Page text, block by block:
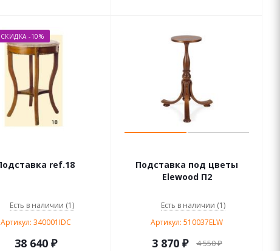
-10%
ref.18
Есть в наличии (1)
Артикул: 340001IDC
38 640₽
Подставка под цветы
Elewood П2
Есть в наличии (1)
Артикул: 510037ELW
3 870₽ 4 550₽